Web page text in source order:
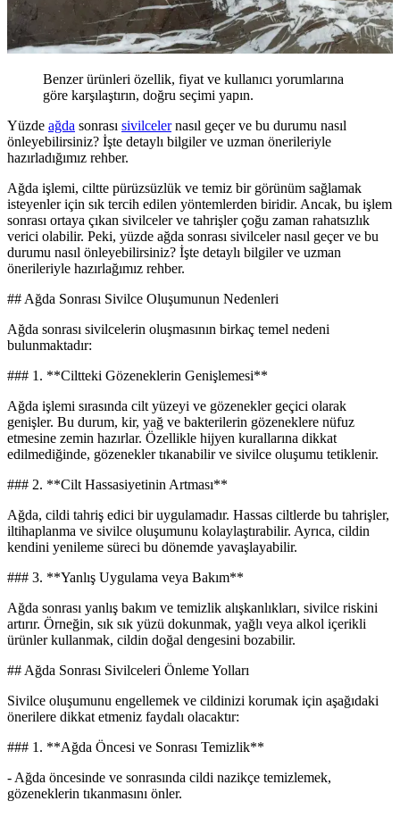
Benzer ürünleri özellik, fiyat ve kullanıcı yorumlarına
göre karşılaştırın, doğru seçimi yapın.
Yüzde ağda sonrası sivilcelernasıl geçer ve bu durumu nasıl
önleyebilirsiniz? İşte detaylı bilgiler ve uzman önerileriyle
hazırladığımız rehber.
Ağda işlemi, ciltte pürüzsüzlük ve temiz bir görünüm sağlamak
isteyenler için sık tercih edilen yöntemlerden biridir. Ancak, bu işlem
sonrası ortaya çıkan sivilceler ve tahrişler çoğu zaman rahatsızlık
verici olabilir. Peki, yüzde ağda sonrası sivilceler nasıl geçer ve bu
durumu nasıl önleyebilirsiniz? İşte detaylı bilgiler ve uzman
önerileriyle hazırlağımız rehber.
## Ağda Sonrası Sivilce Oluşumunun Nedenleri
Ağda sonrası sivilcelerin oluşmasının birkaç temel nedeni
bulunmaktadır:
### 1. **Ciltteki Gözeneklerin Genişlemesi**
Ağda işlemi sırasında cilt yüzeyi ve gözenekler geçici olarak
genişler. Bu durum, kir, yağ ve bakterilerin gözeneklere nüfuz
etmesine zemin hazırlar. Özellikle hijyen kurallarına dikkat
edilmediğinde, gözenekler tıkanabilir ve sivilce oluşumu tetiklenir.
### 2. **Cilt Hassasiyetinin Artması**
Ağda, cildi tahriş edici bir uygulamadır. Hassas ciltlerde bu tahrişler,
iltihaplanma ve sivilce oluşumunu kolaylaştırabilir. Ayrıca, cildin
kendini yenileme süreci bu dönemde yavaşlayabilir.
### 3. **Yanlış Uygulama veya Bakım**
Ağda sonrası yanlış bakım ve temizlik alışkanlıkları, sivilce riskini
artırır. Örneğin, sık sık yüzü dokunmak, yağlı veya alkol içerikli
ürünler kullanmak, cildin doğal dengesini bozabilir.
## Ağda Sonrası Sivilceleri Önleme Yolları
Sivilce oluşumunu engellemek ve cildinizi korumak için aşağıdaki
önerilere dikkat etmeniz faydalı olacaktır:
### 1. **Ağda Öncesi ve Sonrası Temizlik**
- Ağda öncesinde ve sonrasında cildi nazikçe temizlemek,
gözeneklerin tıkanmasını önler.